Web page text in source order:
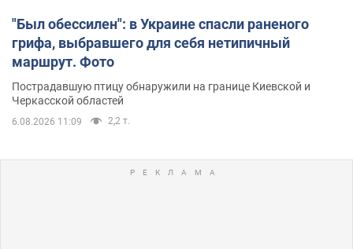
"Был обессилен": в Украине спасли раненого
грифа, выбравшего для себя нетипичный
маршрут. Фото
Пострадавшую птицу обнаружили на границе Киевской и
Черкасской областей
6.08.2026 11:09 2,2 т.